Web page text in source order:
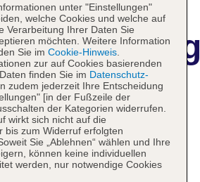
unter "Einstellungen"
welche Cookies und welche auf
Verarbeitung Ihrer Daten Sie
möchten. Weitere Information
Sie im Cookie-Hinweis.
zur auf Cookies basierenden
finden Sie im Datenschutz-
zudem jederzeit Ihre Entscheidung
[in der Fußzeile der
der Kategorien widerrufen.
wirkt sich nicht auf die
bis zum Widerruf erfolgten
Sie „Ablehnen“ wählen und Ihre
können keine individuellen
werden, nur notwendige Cookies